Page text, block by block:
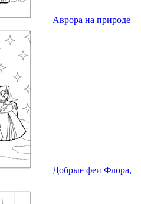
Аврора на природе
Добрые феи Флора,